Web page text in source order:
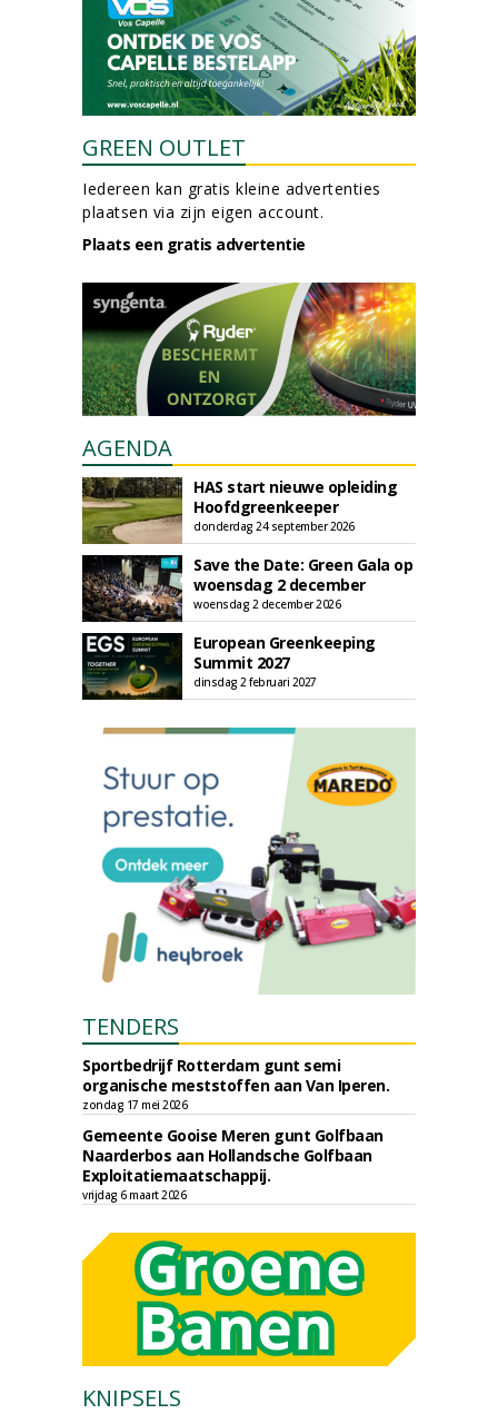
GREEN OUTLET
Iedereen kan gratis kleine advertenties
plaatsen via zijn eigen account.
Plaats een gratis advertentie
AGENDA
HAS start nieuwe opleiding
Hoofdgreenkeeper
donderdag 24 september 2026
Save the Date: Green Gala op
woensdag 2 december
woensdag 2 december 2026
European Greenkeeping
Summit 2027
dinsdag 2 februari 2027
TENDERS
Sportbedrijf Rotterdam gunt semi
organische meststoffen aan Van Iperen.
zondag 17 mei 2026
Gemeente Gooise Meren gunt Golfbaan
Naarderbos aan Hollandsche Golfbaan
Exploitatiemaatschappij.
vrijdag 6 maart 2026
KNIPSELS